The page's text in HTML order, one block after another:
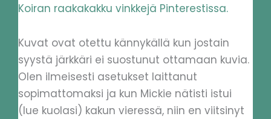
Koiran raakakakku vinkkejä Pinterestissa.
Kuvat ovat otettu kännykällä kun jostain
syystä järkkäri ei suostunut ottamaan kuvia.
Olen ilmeisesti asetukset laittanut
sopimattomaksi ja kun Mickie nätisti istui
(lue kuolasi) kakun vieressä, niin en viitsinyt